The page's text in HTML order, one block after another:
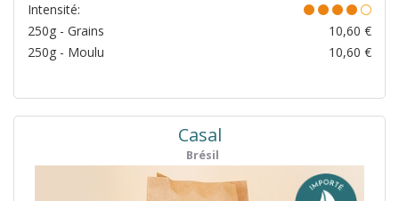
Intensité:
250g - Grains
10,60 €
250g - Moulu
10,60 €
Casal
Brésil